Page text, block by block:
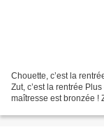
Chouette, c’est la
Zut, c’est la rentrée
maîtresse est bronzée !